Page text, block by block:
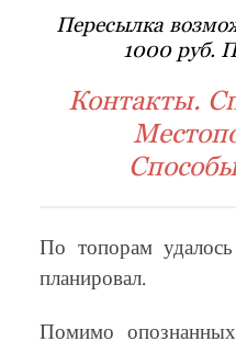
Пересылка
1000 руб.
Контакты.
По топорам
планировал.
Помимо